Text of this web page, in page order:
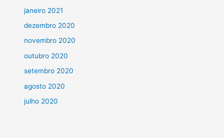
janeiro 2021
dezembro 2020
novembro 2020
outubro 2020
setembro 2020
agosto 2020
julho 2020